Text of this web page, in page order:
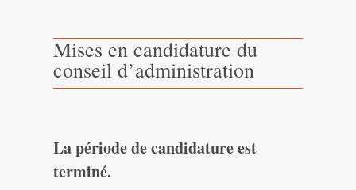
Mises en candidature du
conseil d’administration
Lapériodedecandidature est
terminé.